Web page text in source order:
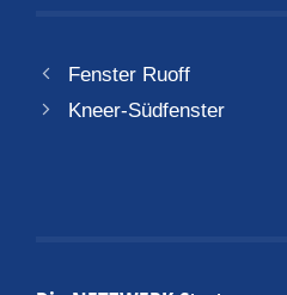
Fenster Ruoff
Kneer-Südfenster